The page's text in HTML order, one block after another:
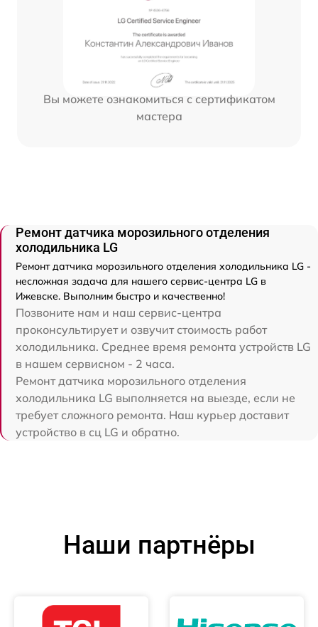
Вы можете ознакомиться с сертификатом
мастера
Ремонт датчика морозильного отделения
холодильника LG
Ремонт датчика морозильного отделения холодильника LG -
несложная задача для нашего сервис-центра LG в
Ижевске. Выполним быстро и качественно!
Позвоните нам и наш сервис-центра
проконсультирует и озвучит стоимость работ
холодильника. Среднее время ремонта устройств LG
в нашем сервисном - 2 часа.
Ремонт датчика морозильного отделения
холодильника LG выполняется на выезде, если не
требует сложного ремонта. Наш курьер доставит
устройство в сц LG и обратно.
Наши партнёры